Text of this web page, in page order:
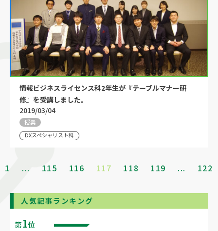
情報ビジネスライセンス科2年生が『テーブルマナー研
修』を受講しました。
2019/03/04
授業
DXスペシャリスト科
1 ... 115 116 117 118 119 ... 122
人気記事ランキング
第1位